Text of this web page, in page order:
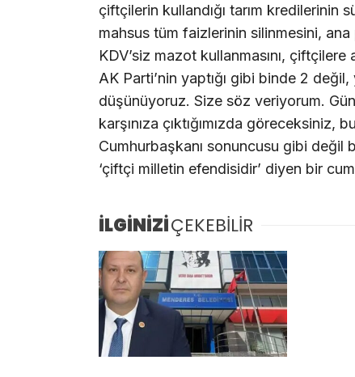
çiftçilerin kullandığı tarım
mahsus tüm faizlerinin silinmesini,
KDV’siz mazot kullanmasını,
AK Parti’nin yaptığı gibi binde 2
düşünüyoruz. Size söz veriyorum.
karşınıza çıktığımızda
Cumhurbaşkanı sonuncusu gibi değil
‘çiftçi milletin efendisidir’ diyen bir
İLGİNİZİÇEKEBİLİR